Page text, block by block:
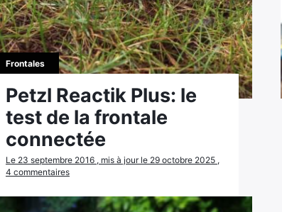
Frontales
Petzl Reactik Plus: le
test de la frontale
connectée
Le 23 septembre 2016 , mis à jour le 29 octobre 2025 ,
4 commentaires